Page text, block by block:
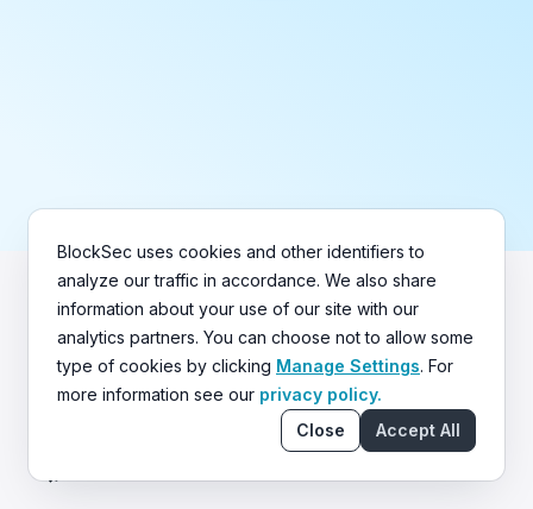
BlockSec uses cookies and other identifiers to
analyze our traffic in accordance. We also share
information about your use of our site with our
analytics partners. You can choose not to allow some
type of cookies by clicking Manage Settings. For
more information see our privacy policy.
Close
Accept All